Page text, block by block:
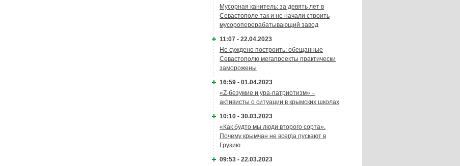
Мусорная канитель: за девять лет в
Севастополе так и не начали строить
мусороперерабатывающий завод
11:07 - 22.04.2023
Не суждено построить: обещанные
Севастополю мегапроекты практически
заморожены
16:59 - 01.04.2023
«Z-безумие и ура-патриотизм» –
активисты о ситуации в крымских школах
10:10 - 30.03.2023
«Как будто мы люди второго сорта».
Почему крымчан не всегда пускают в
Грузию
09:53 - 22.03.2023